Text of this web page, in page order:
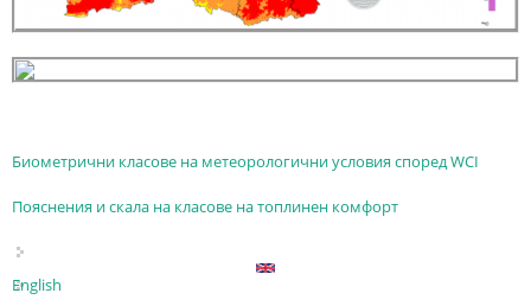
Биометрични класове на метеорологични условия според WCI
Пояснения и скала на класове на топлинен комфорт
English